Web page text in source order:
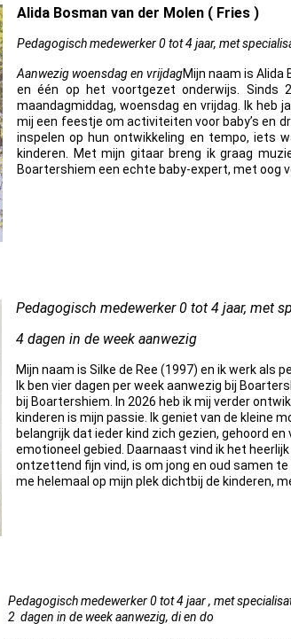
Alida Bosman van der Molen ( Fries )
Pedagogisch medewerker 0 tot 4 jaar, met
Aanwezig woensdag en vrijdagMijn naam is
en één op het voortgezet onderwijs. Sinds
maandagmiddag, woensdag en vrijdag. Ik heb
mij een feestje om activiteiten voor baby’s en
inspelen op hun ontwikkeling en tempo, iets
kinderen. Met mijn gitaar breng ik graag
Boartershiem een echte baby-expert, met oog
Pedagogisch medewerker 0 tot 4 jaar, met
4 dagen in de week aanwezig
Mijn naam is Silke de Ree (1997) en ik werk als
Ik ben vier dagen per week aanwezig bij
bij Boartershiem. In 2026 heb ik mij verder
kinderen is mijn passie. Ik geniet van de kleine
belangrijk dat ieder kind zich gezien, gehoord
emotioneel gebied. Daarnaast vind ik het
ontzettend fijn vind, is om jong en oud samen
me helemaal op mijn plek dichtbij de kinderen,
Pedagogisch medewerker 0 tot 4 jaar , met
2 dagen in de week aanwezig, di en do